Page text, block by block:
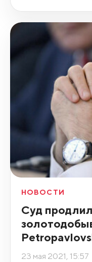
НОВОСТИ
Суд
23 мая 2021, 15:57